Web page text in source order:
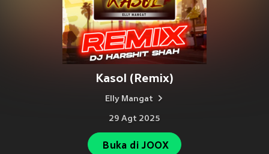
Kasol (Remix)
Elly Mangat
29 Agt 2025
Buka di JOOX